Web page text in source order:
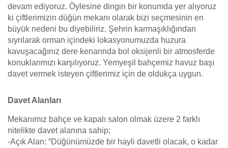
devam ediyoruz. Öylesine dingin bir konumda yer alıyoruz
ki çiftlerimizin düğün mekanı olarak bizi seçmesinin en
büyük nedeni bu diyebiliriz. Şehrin karmaşıklığından
sıyrılarak orman içindeki lokasyonumuzda huzura
kavuşacağınız dere kenarında bol oksijenli bir atmosferde
konuklarımızı karşılıyoruz. Yemyeşil bahçemiz havuz başı
davet vermek isteyen çiftlerimiz için de oldukça uygun.
Davet Alanları
Mekanımız bahçe ve kapalı salon olmak üzere 2 farklı
nitelikte davet alanına sahip;
-Açık Alan: “Düğünümüzde bir hayli davetli olacak, o kadar